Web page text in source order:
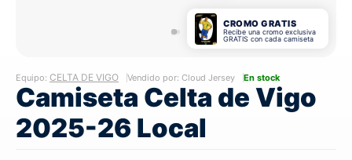
CROMO GRATIS
Recibe una cromo exclusiva
GRATIS con cada camiseta
Equipo: CELTA DE VIGO Vendido por: Cloud Jersey En stock
Camiseta Celta de Vigo
2025-26 Local